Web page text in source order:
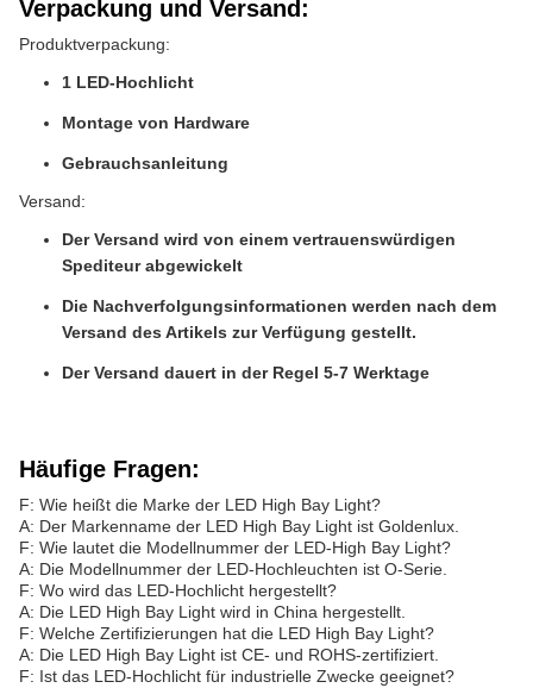
Verpackung und Versand:
Produktverpackung:
1 LED-Hochlicht
Montage von Hardware
Gebrauchsanleitung
Versand:
Der Versand wird von einem vertrauenswürdigen
Spediteur abgewickelt
Die Nachverfolgungsinformationen werden nach dem
Versand des Artikels zur Verfügung gestellt.
Der Versand dauert in der Regel 5-7 Werktage
Häufige Fragen:
F: Wie heißt die Marke der LED High Bay Light?
A: Der Markenname der LED High Bay Light ist Goldenlux.
F: Wie lautet die Modellnummer der LED-High Bay Light?
A: Die Modellnummer der LED-Hochleuchten ist O-Serie.
F: Wo wird das LED-Hochlicht hergestellt?
A: Die LED High Bay Light wird in China hergestellt.
F: Welche Zertifizierungen hat die LED High Bay Light?
A: Die LED High Bay Light ist CE- und ROHS-zertifiziert.
F: Ist das LED-Hochlicht für industrielle Zwecke geeignet?